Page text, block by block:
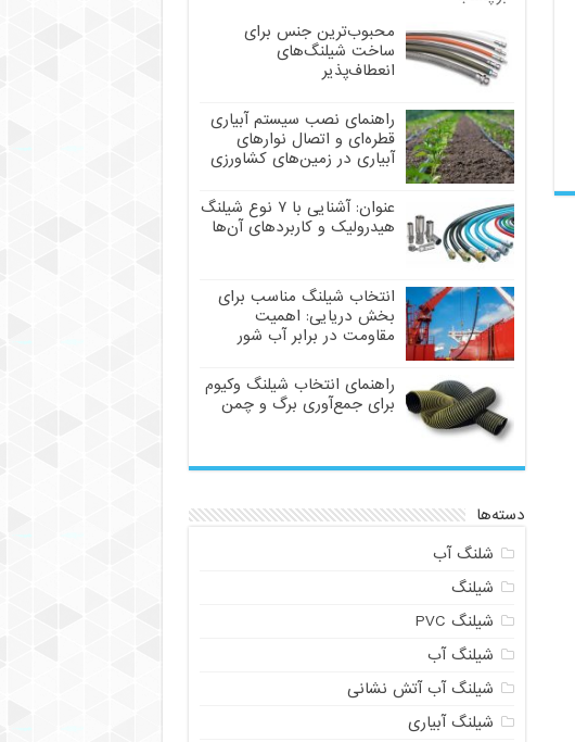
محبوب‌ترین جنس برای
ساخت شیلنگ‌های
انعطاف‌پذیر
راهنمای نصب سیستم آبیاری
قطره‌ای و اتصال نوارهای
آبیاری در زمین‌های کشاورزی
عنوان: آشنایی با ۷ نوع شیلنگ
هیدرولیک و کاربردهای آن‌ها
انتخاب شیلنگ مناسب برای
بخش دریایی: اهمیت
مقاومت در برابر آب شور
راهنمای انتخاب شیلنگ وکیوم
برای جمع‌آوری برگ و چمن
دسته‌ها
شلنگ آب
شیلنگ
شیلنگ PVC
شیلنگ آب
شیلنگ آب آتش نشانی
شیلنگ آبیاری